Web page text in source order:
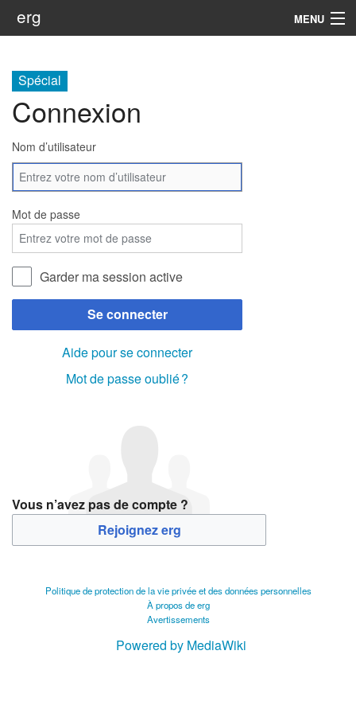
erg MENU
Soutien
Web
Spécial
Connexion
Nom d’utilisateur
Mot de passe
Garder ma session active
Se connecter
Aide pour se connecter
Mot de passe oublié ?
Vous n’avez pas de compte ?
Rejoignez erg
Politique de protection de la vie privée et des données personnelles
À propos de erg
Avertissements
Powered by MediaWiki